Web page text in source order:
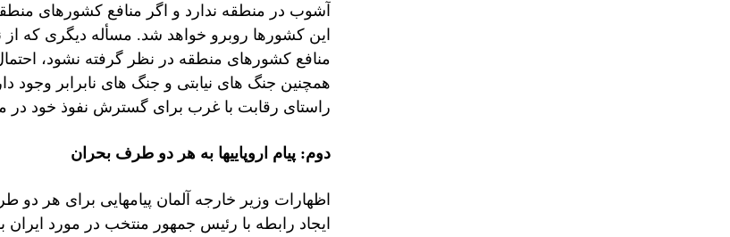
آشوب در منطقه ندارد و اگر منافع کشورهای
این کشورها روبرو خواهد شد. مسأله دیگری که
منافع کشورهای منطقه در نظر گرفته نشود،
همچنین جنگ های نیابتی و جنگ های نابرابر وجود
راستای رقابت با غرب برای گسترش نفوذ خود در
دوم: پیام اروپاییها به هر
اظهارات وزیر خارجه آلمان پیامهایی برای هر
ایجاد رابطه با رئیس جمهور منتخب در مورد ایران